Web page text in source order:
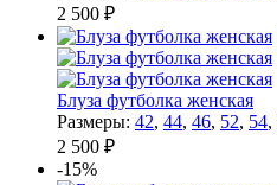
2 500 ₽
Блуза футболка женская
Размеры: 42, 44, 46, 52, 54,
2 500 ₽
-15%